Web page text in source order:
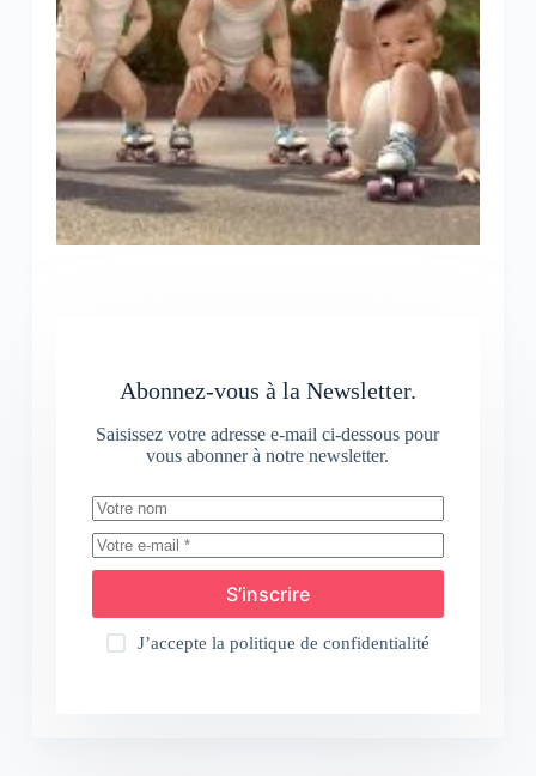
Abonnez-vous à la Newsletter.
Saisissez votre adresse e-mail ci-dessous pour
vous abonner à notre newsletter.
S’inscrire
J’accepte la politique de confidentialité